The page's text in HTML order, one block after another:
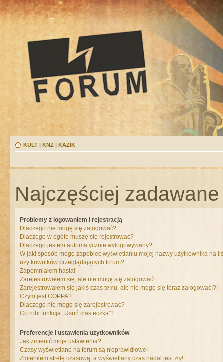
KULT | KNŻ | KAZIK
Najczęściej
Problemy z logowaniem i rejestracją
Dlaczego nie mogę się zalogować?
Dlaczego w ogóle muszę się rejestrować?
Dlaczego jestem automatycznie wylogowywany?
W jaki sposób mogę zapobiec wyświetlaniu mojej nazwy użytkownika na
użytkowników przeglądających forum?
Zapomniałem hasła!
Zarejestrowałem się, ale nie mogę się zalogować!
Zarejestrowałem się jakiś czas temu, ale nie mogę się teraz zalogować!?!
Czym jest COPPA?
Dlaczego nie mogę się zarejestrować?
Co robi funkcja „Usuń ciasteczka”?
Preferencje i ustawienia użytkowników
Jak zmienić moje ustawienia?
Czasy wyświetlane na forum są nieprawidłowe!
Zmieniłem strefę czasową, a wyświetlany czas nadal jest zły!